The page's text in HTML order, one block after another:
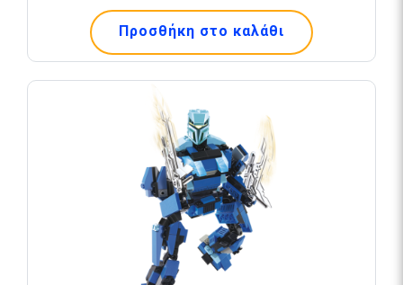
Προσθήκη στο καλάθι